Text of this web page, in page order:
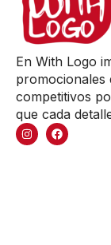
En With Logo
promocionales
competitivos
que cada